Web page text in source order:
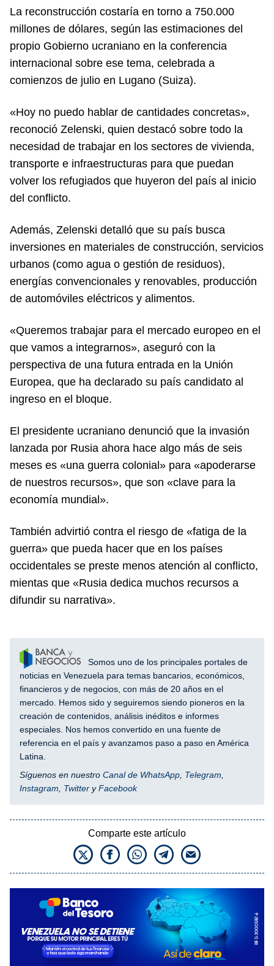
La reconstrucción costaría en torno a 750.000
millones de dólares, según las estimaciones del
propio Gobierno ucraniano en la conferencia
internacional sobre ese tema, celebrada a
comienzos de julio en Lugano (Suiza).
«Hoy no puedo hablar de cantidades concretas»,
reconoció Zelenski, quien destacó sobre todo la
necesidad de trabajar en los sectores de vivienda,
transporte e infraestructuras para que puedan
volver los refugiados que huyeron del país al inicio
del conflicto.
Además, Zelenski detalló que su país busca
inversiones en materiales de construcción, servicios
urbanos (como agua o gestión de residuos),
energías convencionales y renovables, producción
de automóviles eléctricos y alimentos.
«Queremos trabajar para el mercado europeo en el
que vamos a integrarnos», aseguró con la
perspectiva de una futura entrada en la Unión
Europea, que ha declarado su país candidato al
ingreso en el bloque.
El presidente ucraniano denunció que la invasión
lanzada por Rusia ahora hace algo más de seis
meses es «una guerra colonial» para «apoderarse
de nuestros recursos», que son «clave para la
economía mundial».
También advirtió contra el riesgo de «fatiga de la
guerra» que pueda hacer que en los países
occidentales se preste menos atención al conflicto,
mientas que «Rusia dedica muchos recursos a
difundir su narrativa».
Somos uno de los principales portales de
noticias en Venezuela para temas bancarios, económicos,
financieros y de negocios, con más de 20 años en el
mercado. Hemos sido y seguiremos siendo pioneros en la
creación de contenidos, análisis inéditos e informes
especiales. Nos hemos convertido en una fuente de
referencia en el país y avanzamos paso a paso en América
Latina.
Síguenos en nuestro Canal de WhatsApp Telegram
Instagram
Twitter yFacebook
Comparte este artículo